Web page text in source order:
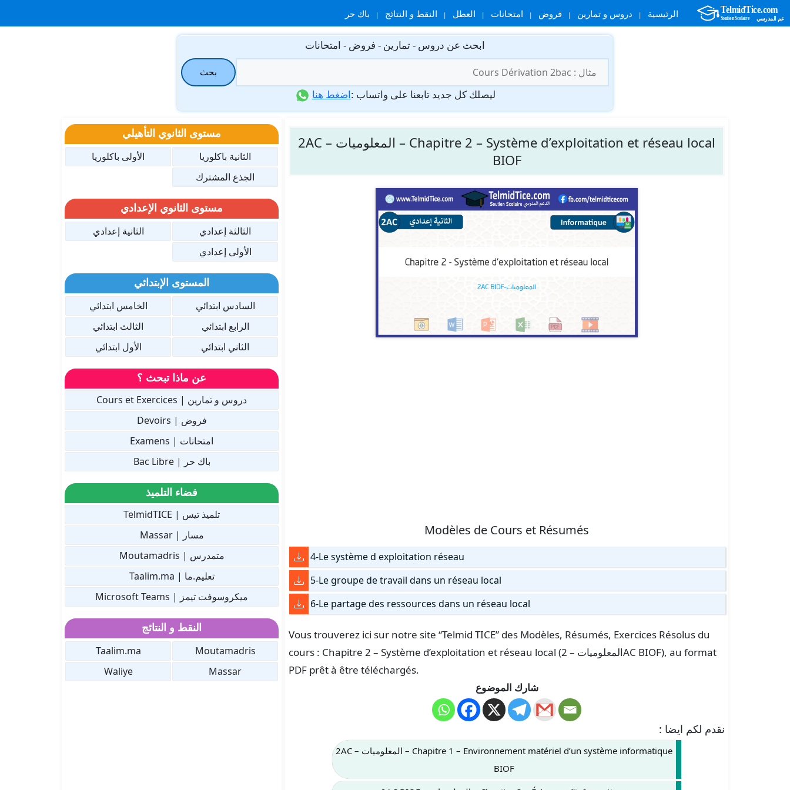
الرئيسية دروس و تمارين فروض امتحانات العطل النقط و النتائج باك حر
ابحث عن دروس - تمارين - فروض - امتحانات
عن:
بحث
ليصلك كل جديد تابعنا على واتساب :اضغط هنا
Chapitre 2 – Système d’exploitation et réseau local – المعلوميات – 2AC
BIOF
Modèles de Cours et Résumés
4-Le système d exploitation réseau
5-Le groupe de travail dans un réseau local
6-Le partage des ressources dans un réseau local
Vous trouverez ici sur notre site “Telmid TICE” des Modèles, Résumés, Exercices Résolus du
cours : Chapitre 2 – Système d’exploitation et réseau local (المعلوميات – 2AC BIOF), au format
PDF prêt à être téléchargés.
شارك الموضوع
نقدم لكم ايضا :
Chapitre 1 – Environnement matériel d’un système informatique – المعلوميات – 2AC
BIOF
مستوى الثانوي التأهيلي
الثانية باكلوريا
الأولى باكلوريا
الجذع المشترك
مستوى الثانوي الإعدادي
الثالثة إعدادي
الثانية إعدادي
الأولى إعدادي
المستوى الإبتدائي
السادس ابتدائي
الخامس ابتدائي
الرابع ابتدائي
الثالث ابتدائي
الثاني ابتدائي
الأول ابتدائي
عن ماذا تبحث ؟
دروس و تمارين | Cours et Exercices
فروض | Devoirs
امتحانات | Examens
باك حر | Bac Libre
فضاء التلميذ
تلميذ تيس | TelmidTICE
مسار | Massar
متمدرس | Moutamadris
تعليم.ما | Taalim.ma
ميكروسوفت تيمز | Microsoft Teams
النقط و النتائج
Moutamadris
Taalim.ma
Massar
Waliye